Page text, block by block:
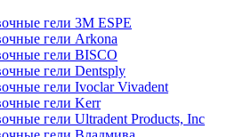
гели 3М ESPE
гели Arkona
гели BISCO
гели Dentsply
гели Ivoclar Vivadent
гели Kerr
гели Ultradent Products, Inc